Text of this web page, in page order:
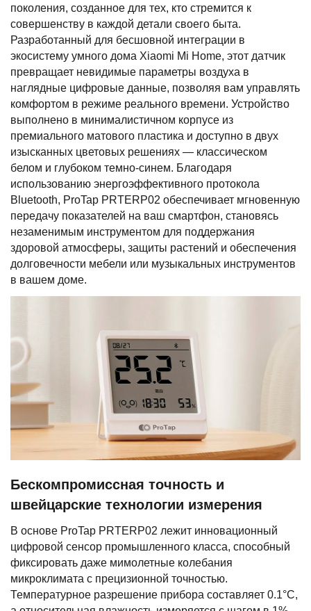
поколения, созданное для тех, кто стремится к
совершенству в каждой детали своего быта.
Разработанный для бесшовной интеграции в
экосистему умного дома Xiaomi Mi Home, этот датчик
превращает невидимые параметры воздуха в
наглядные цифровые данные, позволяя вам управлять
комфортом в режиме реального времени. Устройство
выполнено в минималистичном корпусе из
премиального матового пластика и доступно в двух
изысканных цветовых решениях — классическом
белом и глубоком темно-синем. Благодаря
использованию энергоэффективного протокола
Bluetooth, ProTap PRTERP02 обеспечивает мгновенную
передачу показателей на ваш смартфон, становясь
незаменимым инструментом для поддержания
здоровой атмосферы, защиты растений и обеспечения
долговечности мебели или музыкальных инструментов
в вашем доме.
Бескомпромиссная точность и
швейцарские технологии измерения
В основе ProTap PRTERP02 лежит инновационный
цифровой сенсор промышленного класса, способный
фиксировать даже мимолетные колебания
микроклимата с прецизионной точностью.
Температурное разрешение прибора составляет 0.1°C,